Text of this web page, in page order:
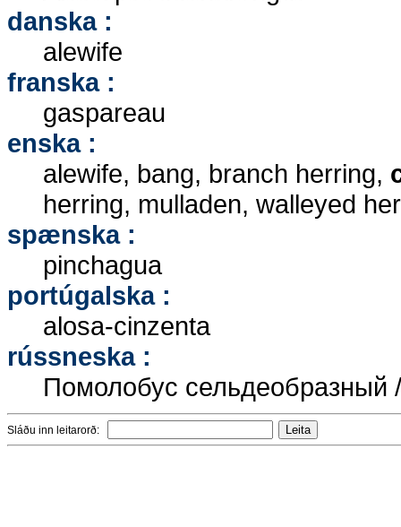
danska :
alewife
franska :
gaspareau
enska :
alewife, bang, branch herring,
herring, mulladen, walleyed
spænska :
pinchagua
portúgalska :
alosa-cinzenta
rússneska :
Помолобус сельдеобразный
Sláðu inn leitarorð: